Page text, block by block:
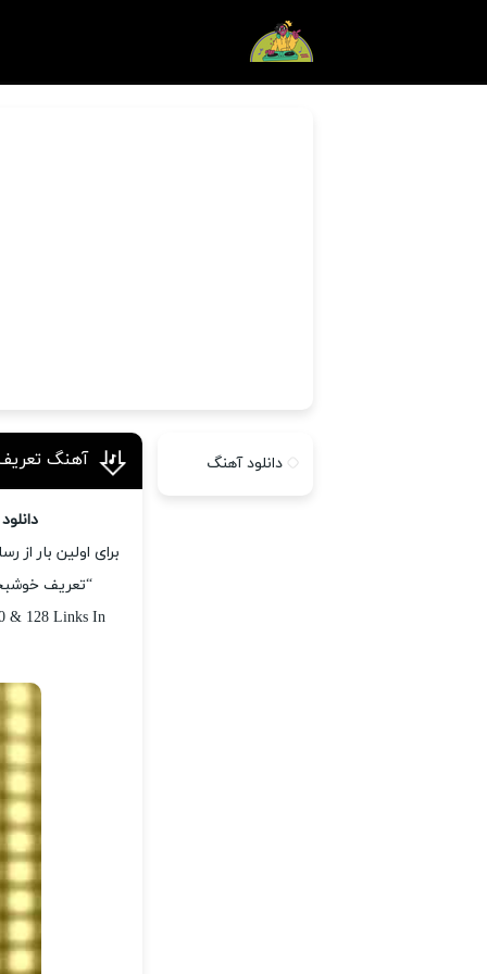
آهنگ
برای اولین بار
“تعریف
& 128 Links In
دانلود آهنگ